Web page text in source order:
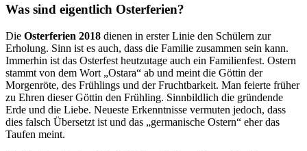
Was sind eigentlich Osterferien?
Die Osterferien 2018 dienen in erster Linie den Schülern zur
Erholung. Sinn ist es auch, dass die Familie zusammen sein kann.
Immerhin ist das Osterfest heutzutage auch ein Familienfest. Ostern
stammt von dem Wort „Ostara“ ab und meint die Göttin der
Morgenröte, des Frühlings und der Fruchtbarkeit. Man feierte früher
zu Ehren dieser Göttin den Frühling. Sinnbildlich die gründende
Erde und die Liebe. Neueste Erkenntnisse vermuten jedoch, dass
dies falsch Übersetzt ist und das „germanische Ostern“ eher das
Taufen meint.